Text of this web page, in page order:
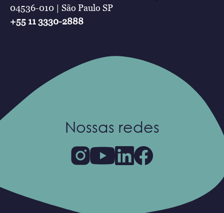
04536-010 | São Paulo SP
+55 11 3330-2888
Nossas redes